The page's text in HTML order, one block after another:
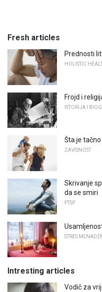
Fresh articles
Prednosti
HOLISTIC
Frojd i
ISTORIJA I
Šta je
ZAVISNOST
Skrivanje
da se smiri
PTSP
STRES
Intresting articles
Vodič za